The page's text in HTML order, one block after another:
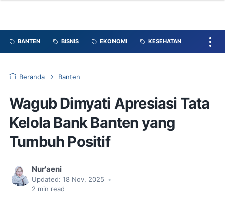
BANTEN BISNIS EKONOMI KESEHATAN
Beranda Banten
Wagub Dimyati Apresiasi Tata
Kelola Bank Banten yang
Tumbuh Positif
Nur'aeni
Updated: 18 Nov, 2025
•
2 min read